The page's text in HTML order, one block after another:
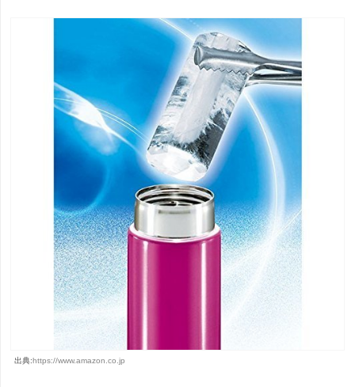
出典: https://www.amazon.co.jp